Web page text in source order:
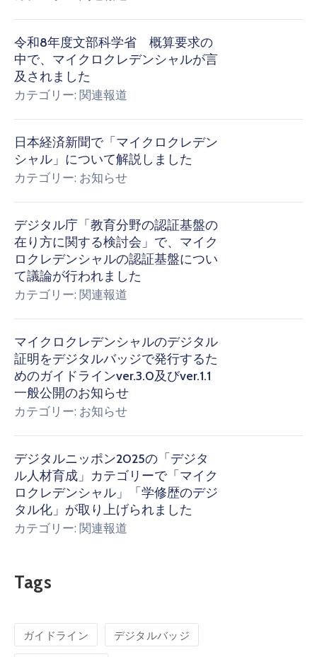
令和8年度文部科学省 概算要求の
中で、マイクロクレデンシャルが言
及されました
カテゴリー: 関連報道
日本経済新聞で「マイクロクレデン
シャル」について解説しました
カテゴリー: お知らせ
デジタル庁「教育分野の認証基盤の
在り方に関する検討会」で、マイク
ロクレデンシャルの認証基盤につい
て議論が行われました
カテゴリー: 関連報道
マイクロクレデンシャルのデジタル
証明をデジタルバッジで発行するた
めのガイドラインver.3.0及びver.1.1
一般公開のお知らせ
カテゴリー: お知らせ
デジタルニッポン2025の「デジタ
ル人材育成」カテゴリーで「マイク
ロクレデンシャル」「学修歴のデジ
タル化」が取り上げられました
カテゴリー: 関連報道
Tags
ガイドライン デジタルバッジ